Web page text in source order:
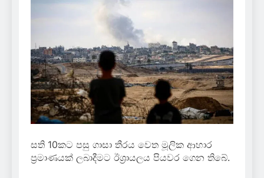
සති 10කට පසු ගාසා තීරය වෙත මූලික ආහාර
ප්‍රමාණයක් ලබාදීමට ඊශ්‍රායලය පියවර ගෙන තිබේ.